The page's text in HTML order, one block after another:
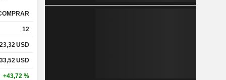
12
23,32 USD
33,52 USD
+43,72 %